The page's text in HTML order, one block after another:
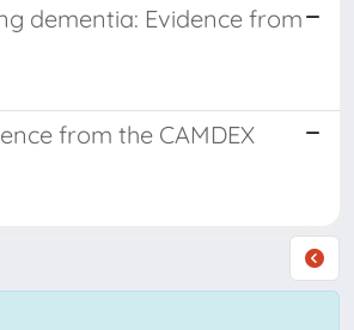
dementia: Evidence from
from the CAMDEX